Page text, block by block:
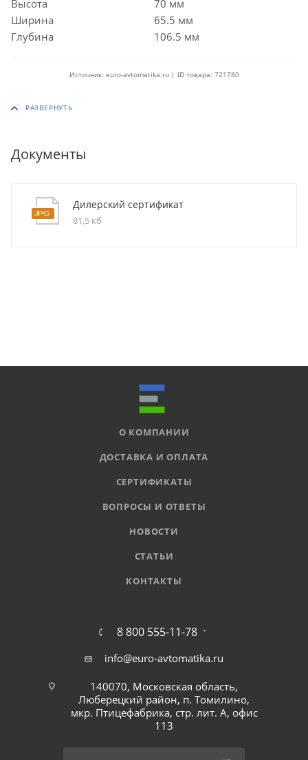
Высота
70 мм
Ширина
65.5 мм
Глубина
106.5 мм
Источник: euro-avtomatika.ru | ID товара: 721780
Документы
Дилерский сертификат
81,5 кб
О КОМПАНИИ
ДОСТАВКА И ОПЛАТА
СЕРТИФИКАТЫ
ВОПРОСЫ И ОТВЕТЫ
НОВОСТИ
СТАТЬИ
КОНТАКТЫ
8 800 555-11-78
info@euro-avtomatika.ru
140070, Московская область,
Люберецкий район, п. Томилино,
мкр. Птицефабрика, стр. лит. А, офис
113